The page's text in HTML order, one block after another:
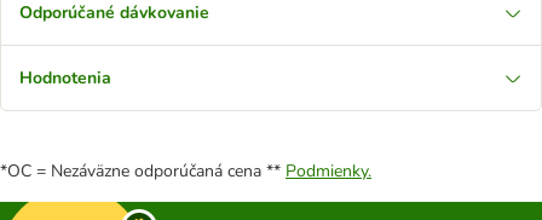
Odporúčané dávkovanie
Hodnotenia
*OC = Nezáväzne odporúčaná cena ** Podmienky.